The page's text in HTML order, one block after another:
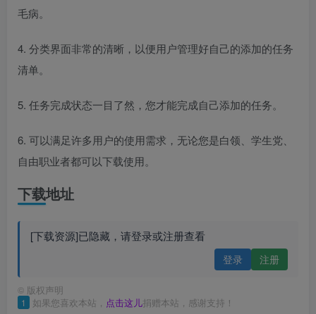
毛病。
4. 分类界面非常的清晰，以便用户管理好自己的添加的任务
清单。
5. 任务完成状态一目了然，您才能完成自己添加的任务。
6. 可以满足许多用户的使用需求，无论您是白领、学生党、
自由职业者都可以下载使用。
下载地址
[下载资源]已隐藏，请登录或注册查看
登录 注册
© 版权声明
1 如果您喜欢本站， 点击这儿捐赠本站，感谢支持！